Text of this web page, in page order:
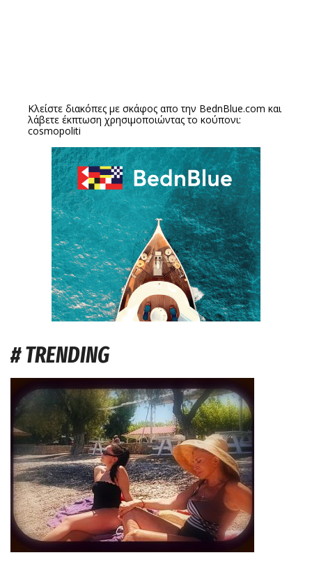
Κλείστε διακόπες με σκάφος απο την BednBlue.com και
λάβετε έκπτωση χρησιμοποιώντας το κούπονι:
cosmopoliti
# TRENDING